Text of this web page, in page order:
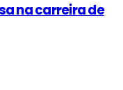
na carreira de